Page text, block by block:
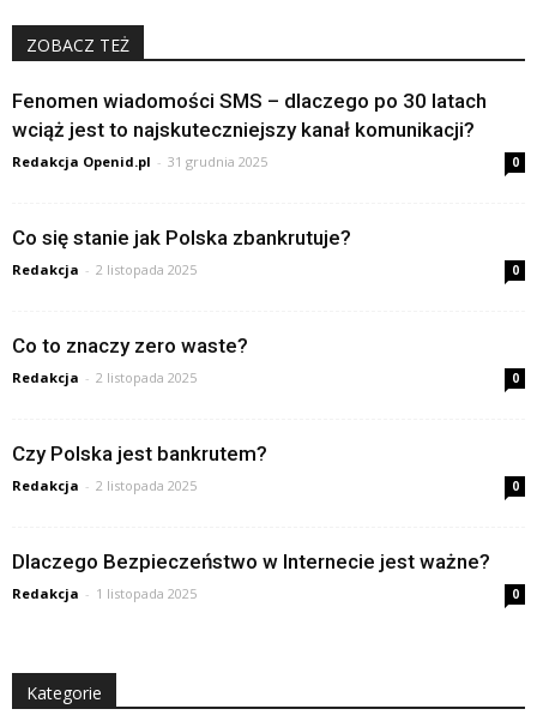
ZOBACZ TEŻ
Fenomen wiadomości SMS – dlaczego po 30 latach
wciąż jest to najskuteczniejszy kanał komunikacji?
Redakcja Openid.pl - 31 grudnia 2025 0
Co się stanie jak Polska zbankrutuje?
Redakcja - 2 listopada 2025 0
Co to znaczy zero waste?
Redakcja - 2 listopada 2025 0
Czy Polska jest bankrutem?
Redakcja - 2 listopada 2025 0
Dlaczego Bezpieczeństwo w Internecie jest ważne?
Redakcja - 1 listopada 2025 0
Kategorie